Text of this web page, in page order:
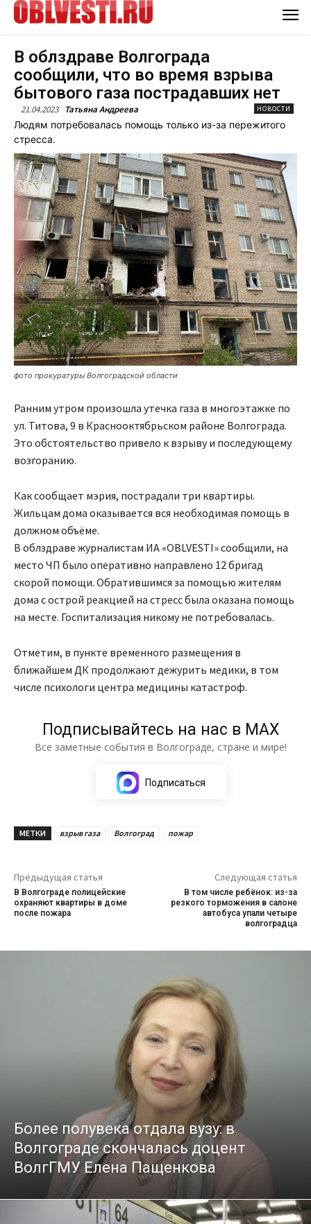
В облздраве Волгограда
сообщили, что во время взрыва
бытового газа пострадавших нет
21.04.2023 Татьяна Андреева НОВОСТИ
Людям потребовалась помощь только из-за пережитого
стресса.
фото прокуратуры Волгоградской области
Ранним утром произошла утечка газа в многоэтажке по
ул. Титова, 9 в Краснооктябрьском районе Волгограда.
Это обстоятельство привело к взрыву и последующему
возгоранию.
Как сообщает мэрия, пострадали три квартиры.
Жильцам дома оказывается вся необходимая помощь в
должном объёме.
В облздраве журналистам ИА «OBLVESTI» сообщили, на
место ЧП было оперативно направлено 12 бригад
скорой помощи. Обратившимся за помощью жителям
дома с острой реакцией на стресс была оказана помощь
на месте. Госпитализация никому не потребовалась.
Отметим, в пункте временного размещения в
ближайшем ДК продолжают дежурить медики, в том
числе психологи центра медицины катастроф.
Подписывайтесь на нас в МАХ
Все заметные события в Волгограде, стране и мире!
Подписаться
МЕТКИ взрыв газа Волгоград пожар
Предыдущая статья
В Волгограде полицейские
охраняют квартиры в доме
после пожара
Следующая статья
В том числе ребёнок: из-за
резкого торможения в салоне
автобуса упали четыре
волгоградца
Более полувека отдала вузу: в
Волгограде скончалась доцент
ВолгГМУ Елена Пащенкова